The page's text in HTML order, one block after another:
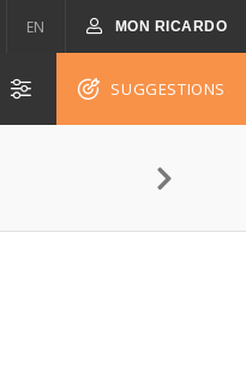
EN MON RICARDO
SUGGESTIONS